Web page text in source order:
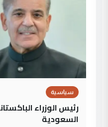
سياسية
رئيس الوزراء
السعودية